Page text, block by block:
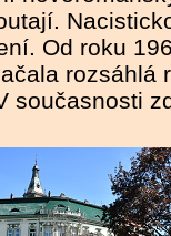
Od roku
rozsáhlá
současnosti